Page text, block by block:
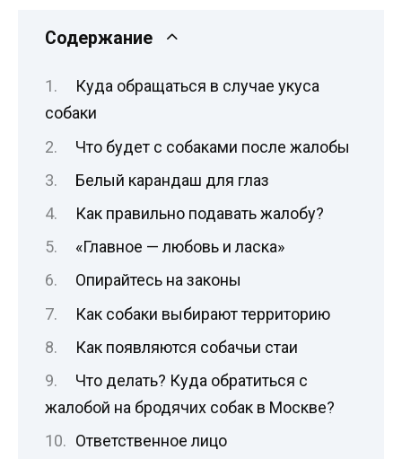
Содержание
Куда обращаться в случае укуса
собаки
Что будет с собаками после жалобы
Белый карандаш для глаз
Как правильно подавать жалобу?
«Главное — любовь и ласка»
Опирайтесь на законы
Как собаки выбирают территорию
Как появляются собачьи стаи
Что делать? Куда обратиться с
жалобой на бродячих собак в Москве?
Ответственное лицо